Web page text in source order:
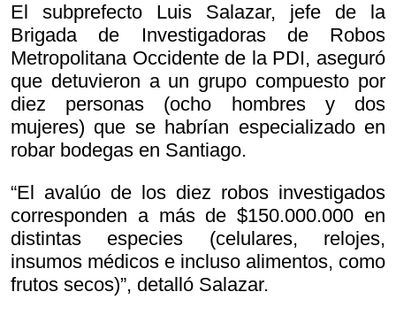
El subprefecto Luis Salazar, jefe de la
Brigada de Investigadoras de Robos
Metropolitana Occidente de la PDI, aseguró
que detuvieron a un grupo compuesto por
diez personas (ocho hombres y dos
mujeres) que se habrían especializado en
robar bodegas en Santiago.
“El avalúo de los diez robos investigados
corresponden a más de $150.000.000 en
distintas especies (celulares, relojes,
insumos médicos e incluso alimentos, como
frutos secos)”, detalló Salazar.